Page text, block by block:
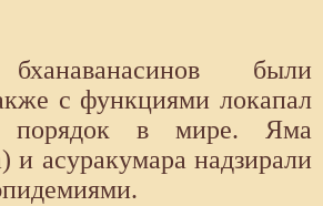
были
с функциями локапал
порядок в мире. Яма
и асуракумара надзирали